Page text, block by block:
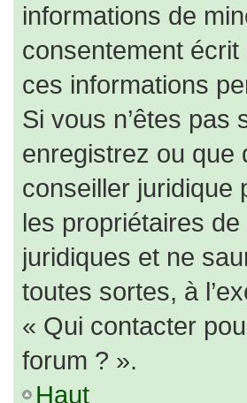
informations de
consentement
ces informations
Si vous n’êtes pas
enregistrez ou que
conseiller juridique
les propriétaires
juridiques et ne
toutes sortes, à
« Qui contacter
forum ? ».
Haut